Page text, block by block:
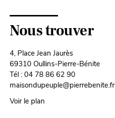
Nous trouver
4, Place Jean Jaurès
69310 Oullins-Pierre-Bénite
Tél : 04 78 86 62 90
maisondupeuple@pierrebenite.fr
Voir le plan